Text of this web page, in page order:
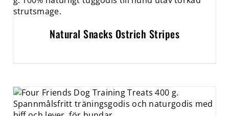
Natural Snacks Ostrich Stripes